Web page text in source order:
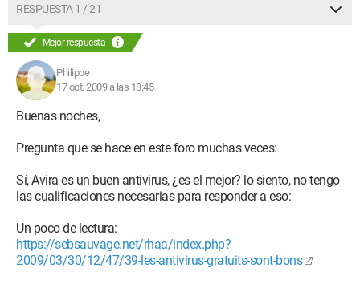
RESPUESTA 1 / 21
Mejor respuesta
Philippe
17 oct. 2009 a las 18:45
Buenas noches,
Pregunta que se hace en este foro muchas veces:
Sí, Avira es un buen antivirus, ¿es el mejor? lo siento, no tengo
las cualificaciones necesarias para responder a eso:
Un poco de lectura:
https://sebsauvage.net/rhaa/index.php?
2009/03/30/12/47/39-les-antivirus-gratuits-sont-bons